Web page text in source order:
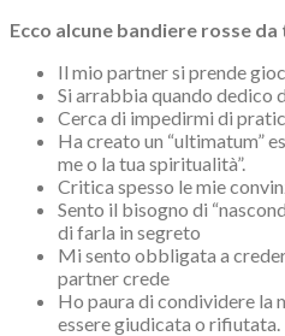
Ecco alcune bandiere rosse da
Il mio partner si prende
Si arrabbia quando dedico
Cerca di impedirmi di
Ha creato un “ultimatum”
me o la tua spiritualità”.
Critica spesso le mie
Sento il bisogno di
di farla in segreto
Mi sento obbligata a
partner crede
Ho paura di condividere la
essere giudicata o rifiutata.